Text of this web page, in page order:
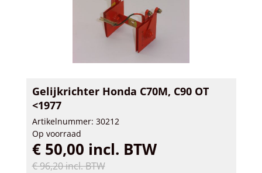
Gelijkrichter Honda C70M, C90 OT
<1977
Artikelnummer: 30212
Op voorraad
€ 96,20 incl. BTW
€ 50,00 incl. BTW